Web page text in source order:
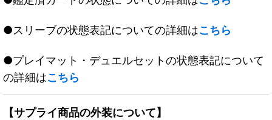
●スリーブの状態表記についての詳細はこちら
●プレイマット・デュエルセットの状態表記について
の詳細はこちら
【サプライ商品の外装について】